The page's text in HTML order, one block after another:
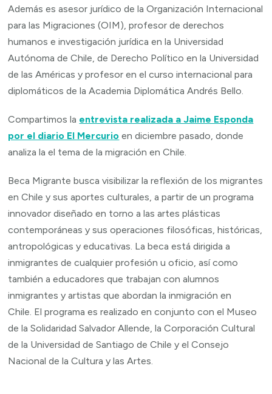
Además es asesor jurídico de la Organización Internacional
para las Migraciones (OIM), profesor de derechos
humanos e investigación jurídica en la Universidad
Autónoma de Chile, de Derecho Político en la Universidad
de las Américas y profesor en el curso internacional para
diplomáticos de la Academia Diplomática Andrés Bello.
Compartimos la entrevista realizada a Jaime Esponda
por el diario El Mercurio en diciembre pasado, donde
analiza la el tema de la migración en Chile.
Beca Migrante busca visibilizar la reflexión de los migrantes
en Chile y sus aportes culturales, a partir de un programa
innovador diseñado en torno a las artes plásticas
contemporáneas y sus operaciones filosóficas, históricas,
antropológicas y educativas. La beca está dirigida a
inmigrantes de cualquier profesión u oficio, así como
también a educadores que trabajan con alumnos
inmigrantes y artistas que abordan la inmigración en
Chile. El programa es realizado en conjunto con el Museo
de la Solidaridad Salvador Allende, la Corporación Cultural
de la Universidad de Santiago de Chile y el Consejo
Nacional de la Cultura y las Artes.